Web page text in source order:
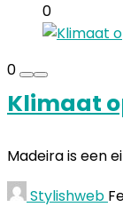
0
0
Klimaat
Madeira is een
Stylishweb